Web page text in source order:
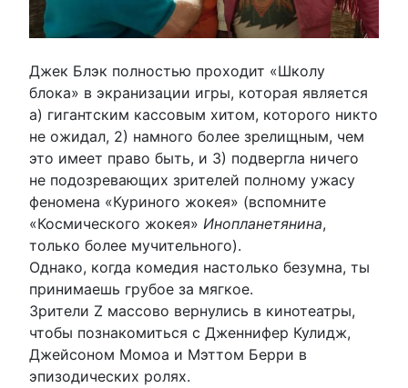
Джек Блэк полностью проходит «Школу
блока» в экранизации игры, которая является
а) гигантским кассовым хитом, которого никто
не ожидал, 2) намного более зрелищным, чем
это имеет право быть, и 3) подвергла ничего
не подозревающих зрителей полному ужасу
феномена «Куриного жокея» (вспомните
«Космического жокея» Инопланетянина,
только более мучительного).
Однако, когда комедия настолько безумна, ты
принимаешь грубое за мягкое.
Зрители Z массово вернулись в кинотеатры,
чтобы познакомиться с Дженнифер Кулидж,
Джейсоном Момоа и Мэттом Берри в
эпизодических ролях.